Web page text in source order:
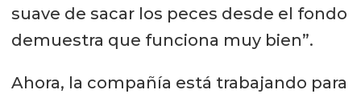
suave de sacar los peces desde el fondo
demuestra que funciona muy bien”.
Ahora, la compañía está trabajando para